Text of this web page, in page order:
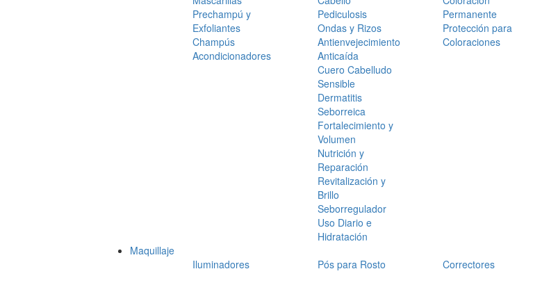
Prechampú y
Exfoliantes
Champús
Acondicionadores
Pediculosis
Ondas y Rizos
Antienvejecimiento
Anticaída
Cuero Cabelludo
Sensible
Dermatitis
Seborreica
Fortalecimiento y
Volumen
Nutrición y
Reparación
Revitalización y
Brillo
Seborregulador
Uso Diario e
Hidratación
Permanente
Protección para
Coloraciones
Maquillaje
Iluminadores
Pós para Rosto Correctores